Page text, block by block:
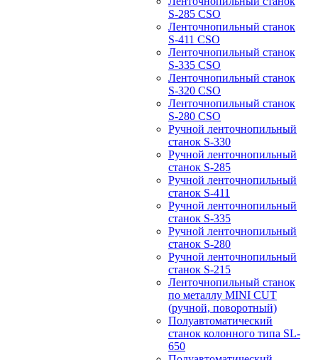
S-285 CSO
Ленточнопильный станок
S-411 CSO
Ленточнопильный станок
S-335 CSO
Ленточнопильный станок
S-320 CSO
Ленточнопильный станок
S-280 CSO
Ручной ленточнопильный
станок S-330
Ручной ленточнопильный
станок S-285
Ручной ленточнопильный
станок S-411
Ручной ленточнопильный
станок S-335
Ручной ленточнопильный
станок S-280
Ручной ленточнопильный
станок S-215
Ленточнопильный станок
по металлу MINI CUT
(ручной, поворотный)
Полуавтоматический
станок колонного типа SL-
650